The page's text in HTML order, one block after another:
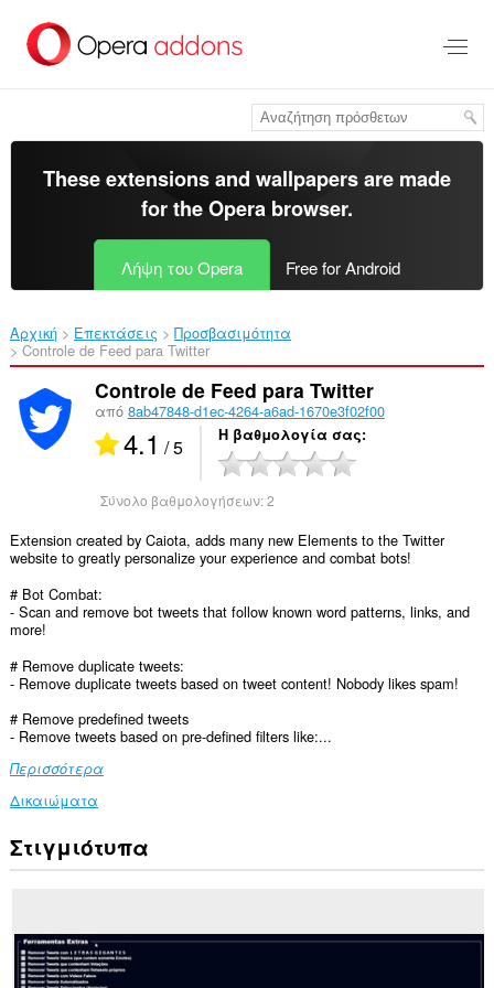
στο
κύριο
These extensions and wallpapers are made
for theOpera browser.
Λήψη του Opera Free for Android
Αρχική Επεκτάσεις
Προσβασιμότητα
Controle de Feed para Twitter‎
Controle de Feed para Twitter
από 8ab47848-d1ec-4264-a6ad-1670e3f02f00
4.1 / 5 Η βαθμολογία σας
Σύνολο βαθμολογήσεων:2
Extension created by Caiota, adds many new Elements to the Twitter
website to greatly personalize your experience and combat bots!
# Bot Combat:
- Scan and remove bot tweets that follow known word patterns, links, and
more!
# Remove duplicate tweets:
- Remove duplicate tweets based on tweet content! Nobody likes spam!
# Remove predefined tweets
- Remove tweets based on pre-defined filters like:...
Περισσότερα
Δικαιώματα
Αυτή
η
έχει
πρόσβαση
στα
Στιγμιότυπα